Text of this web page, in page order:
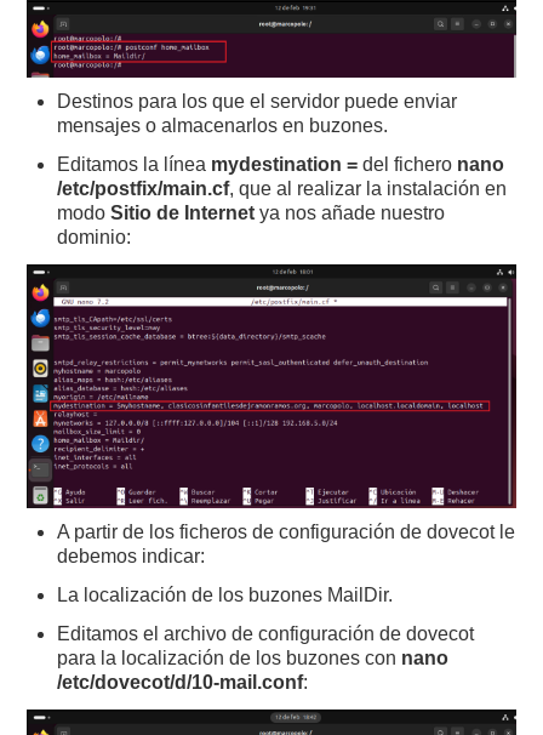
Destinos para los que el servidor puede enviar
mensajes o almacenarlos en buzones.
Editamos la línea mydestination = del fichero nano
/etc/postfix/main.cf, que al realizar la instalación en
modoSitio de Internet ya nos añade nuestro
dominio:
A partir de los ficheros de configuración de dovecot le
debemos indicar:
La localización de los buzones MailDir.
Editamos el archivo de configuración de dovecot
para la localización de los buzones con nano
/etc/dovecot/d/10-mail.conf: